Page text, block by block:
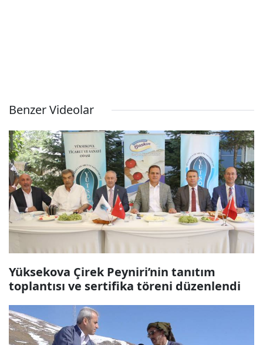
Benzer Videolar
Yüksekova Çirek Peyniri’nin tanıtım
toplantısı ve sertifika töreni düzenlendi